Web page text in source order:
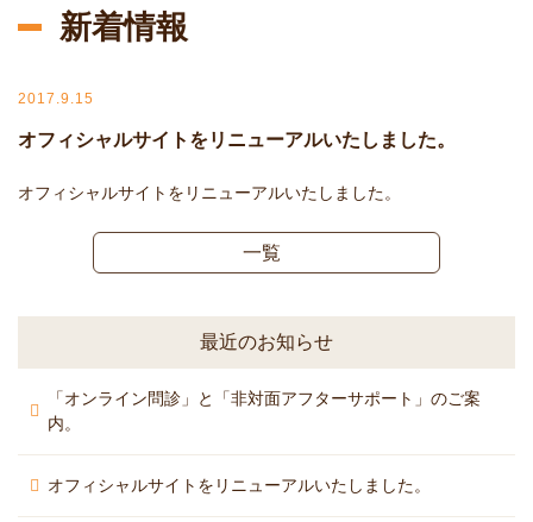
新着情報
2017.9.15
オフィシャルサイトをリニューアルいたしました。
オフィシャルサイトをリニューアルいたしました。
一覧
最近のお知らせ
「オンライン問診」と「非対面アフターサポート」のご案
内。
オフィシャルサイトをリニューアルいたしました。